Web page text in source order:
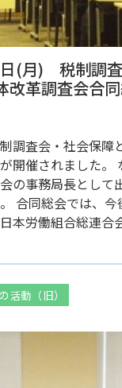
(月) 税制調
改革調査会合
調査会・社会保障
開催されました。
の事務局長として
合同総会では、
本労働組合総連
活動（旧）